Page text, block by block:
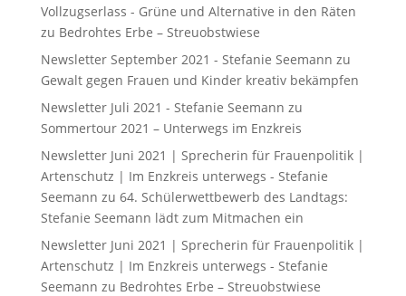
Vollzugserlass - Grüne und Alternative in den Räten
zu Bedrohtes Erbe – Streuobstwiese
Newsletter September 2021 - Stefanie Seemann zu
Gewalt gegen Frauen und Kinder kreativ bekämpfen
Newsletter Juli 2021 - Stefanie Seemann zu
Sommertour 2021 – Unterwegs im Enzkreis
Newsletter Juni 2021 | Sprecherin für Frauenpolitik |
Artenschutz | Im Enzkreis unterwegs - Stefanie
Seemann zu 64. Schülerwettbewerb des Landtags:
Stefanie Seemann lädt zum Mitmachen ein
Newsletter Juni 2021 | Sprecherin für Frauenpolitik |
Artenschutz | Im Enzkreis unterwegs - Stefanie
Seemann zu Bedrohtes Erbe – Streuobstwiese